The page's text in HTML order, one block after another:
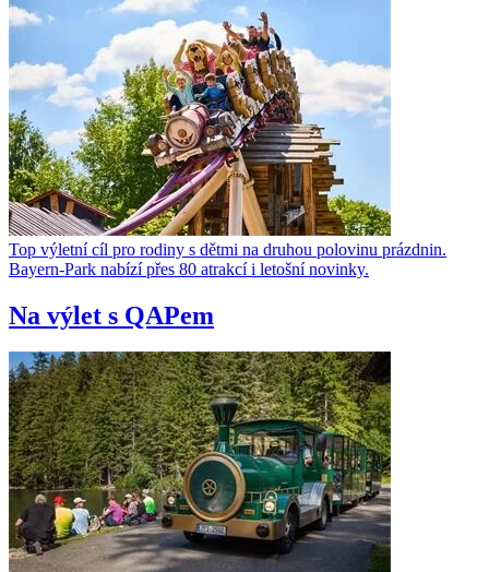
Top výletní cíl pro rodiny s dětmi na druhou polovinu prázdnin.
Bayern-Park nabízí přes 80 atrakcí i letošní novinky.
Na výlet s QAPem